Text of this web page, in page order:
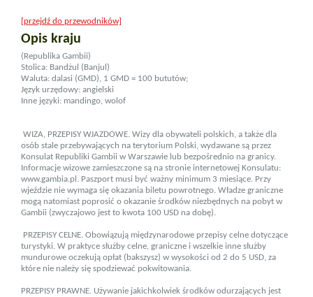
[przejdź do przewodników]
Opis kraju
(Republika Gambii)
Stolica: Bandżul (Banjul)
Waluta: dalasi (GMD), 1 GMD = 100 bututów;
Język urzędowy: angielski
Inne języki: mandingo, wolof
WIZA, PRZEPISY WJAZDOWE. Wizy dla obywateli polskich, a także dla
osób stale przebywających na terytorium Polski, wydawane są przez
Konsulat Republiki Gambii w Warszawie lub bezpośrednio na granicy.
Informacje wizowe zamieszczone są na stronie internetowej Konsulatu:
www.gambia.pl. Paszport musi być ważny minimum 3 miesiące. Przy
wjeździe nie wymaga się okazania biletu powrotnego. Władze graniczne
mogą natomiast poprosić o okazanie środków niezbędnych na pobyt w
Gambii (zwyczajowo jest to kwota 100 USD na dobę).
PRZEPISY CELNE. Obowiązują międzynarodowe przepisy celne dotyczące
turystyki. W praktyce służby celne, graniczne i wszel­kie inne służby
mundurowe oczekują opłat (bakszysz) w wysokości od 2 do 5 USD, za
które nie należy się spodziewać pokwitowania.
PRZEPISY PRAWNE. Używanie jakichkolwiek środków odurzających jest